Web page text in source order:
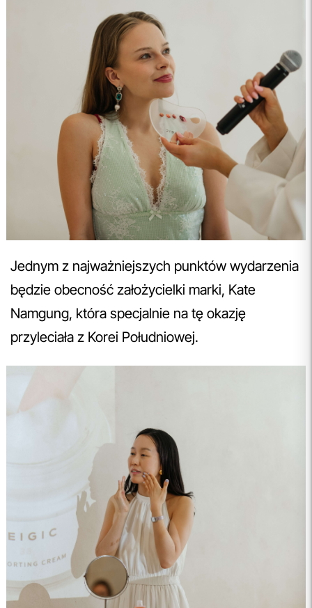
Jednym z najważniejszych punktów wydarzenia
będzie obecność założycielki marki, Kate
Namgung, która specjalnie na tę okazję
przyleciała z Korei Południowej.